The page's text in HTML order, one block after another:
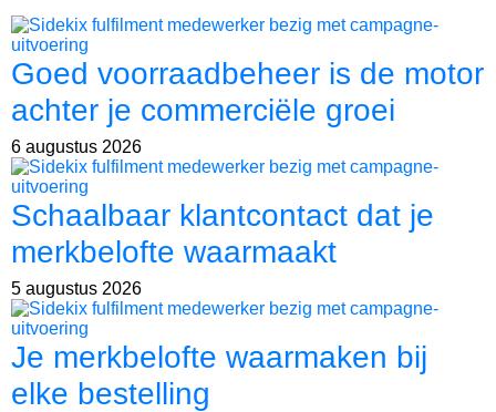
Goed voorraadbeheer is de motor
achter je commerciële groei
6 augustus 2026
Schaalbaar klantcontact dat je
merkbelofte waarmaakt
5 augustus 2026
Je merkbelofte waarmaken bij
elke bestelling